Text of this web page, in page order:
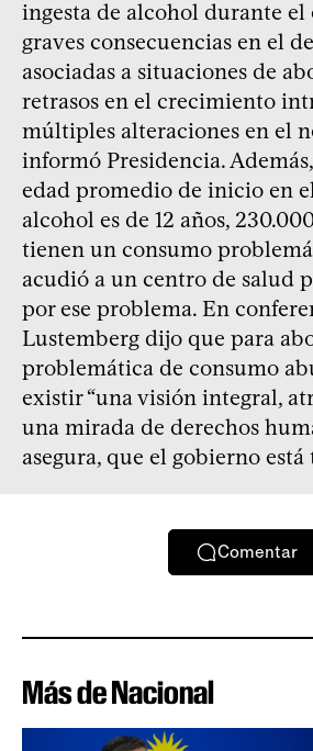
ingesta de alcohol durante el
graves consecuencias en el
asociadas a situaciones de
retrasos en el crecimiento
múltiples alteraciones en el
informó Presidencia.
edad promedio de inicio en
alcohol es de 12 años,
tienen un consumo
acudió a un centro de salud
por ese problema. En
Lustemberg dijo que para
problemática de consumo
existir “una visión integral,
una mirada de derechos
asegura, que el gobierno
Comentar
Más de Nacional